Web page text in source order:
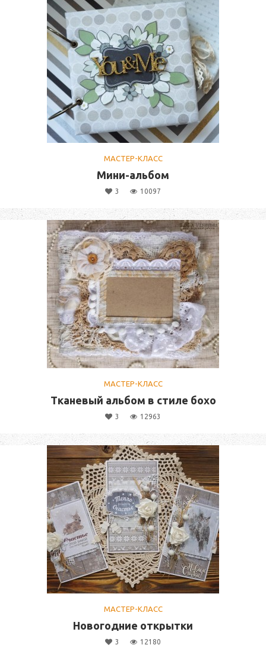
МАСТЕР-КЛАСС
Мини-альбом
3 10097
МАСТЕР-КЛАСС
Тканевый альбом в стиле бохо
3 12963
МАСТЕР-КЛАСС
Новогодние открытки
3 12180